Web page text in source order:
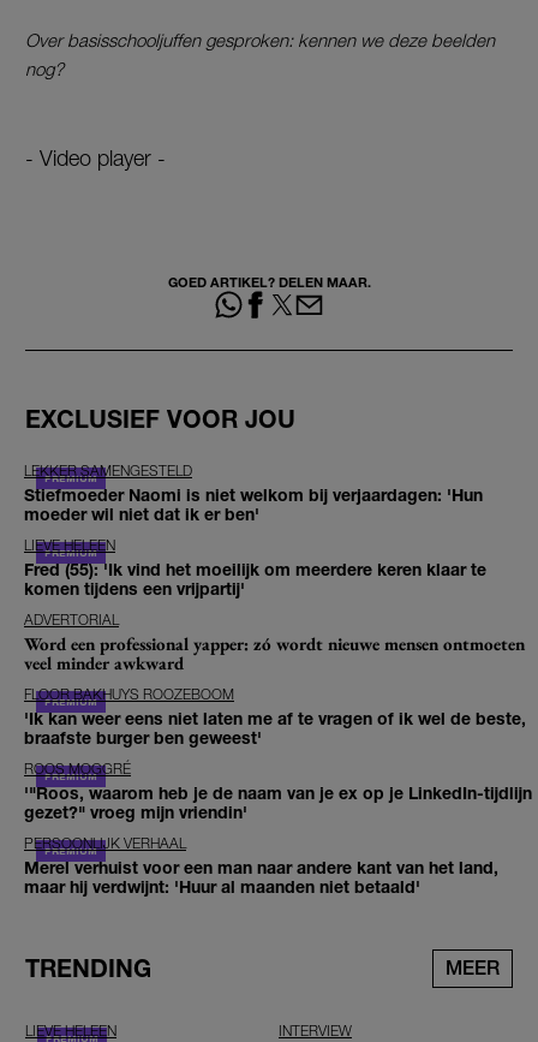
Over basisschooljuffen gesproken: kennen we deze beelden
nog?
- Video player -
GOED ARTIKEL? DELEN MAAR.
EXCLUSIEF VOOR JOU
LEKKER SAMENGESTELD
Stiefmoeder Naomi is niet welkom bij verjaardagen: 'Hun
moeder wil niet dat ik er ben'
LIEVE HELEEN
Fred (55): 'Ik vind het moeilijk om meerdere keren klaar te
komen tijdens een vrijpartij'
ADVERTORIAL
Word een professional yapper: zó wordt nieuwe mensen ontmoeten
veel minder awkward
FLOOR BAKHUYS ROOZEBOOM
'Ik kan weer eens niet laten me af te vragen of ik wel de beste,
braafste burger ben geweest'
ROOS MOGGRÉ
'"Roos, waarom heb je de naam van je ex op je LinkedIn-tijdlijn
gezet?" vroeg mijn vriendin'
PERSOONLIJK VERHAAL
Merel verhuist voor een man naar andere kant van het land,
maar hij verdwijnt: 'Huur al maanden niet betaald'
TRENDING MEER
LIEVE HELEEN INTERVIEW